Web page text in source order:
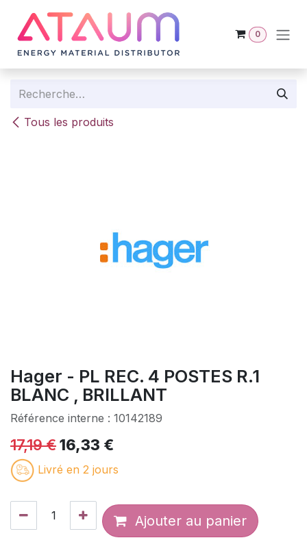
0
Tous les produits
Hager - PL REC. 4 POSTES R.1
BLANC , BRILLANT
Référence interne : 10142189
17,19€16,33 €
Livré en 2 jours
Ajouter au panier